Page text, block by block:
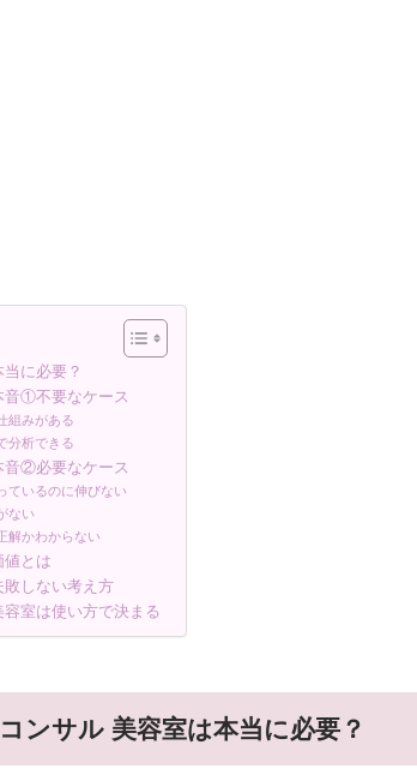
に必要？
音①不要なケース
組みがある
分析できる
音②必要なケース
ているのに伸びない
ない
解かわからない
値とは
しない考え方
室は使い方で決まる
ンサル 美容室は本当に必要？